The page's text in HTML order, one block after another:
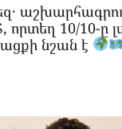
10/10-ը
նշան է